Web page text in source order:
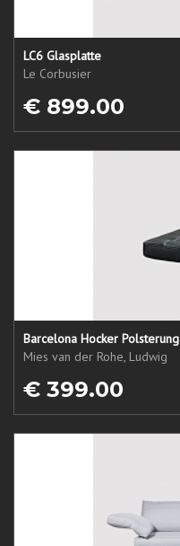
LC6 Glasplatte
Le Corbusier
€ 899.00
Barcelona Hocker Polsterung
Mies van der Rohe, Ludwig
€ 399.00